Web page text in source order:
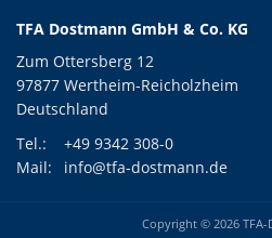
TFA Dostmann GmbH & Co. KG
Zum Ottersberg 12
97877 Wertheim-Reicholzheim
Deutschland
Tel.:
+49 9342 308-0
Mail:
info@tfa-dostmann.de
Copyright © 2026